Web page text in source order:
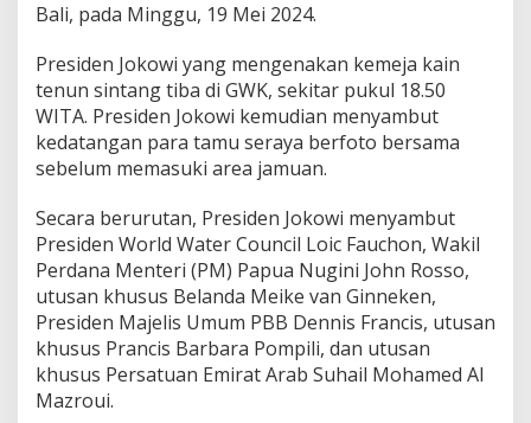
Bali, pada Minggu, 19 Mei 2024.
Presiden Jokowi yang mengenakan kemeja kain
tenun sintang tiba di GWK, sekitar pukul 18.50
WITA. Presiden Jokowi kemudian menyambut
kedatangan para tamu seraya berfoto bersama
sebelum memasuki area jamuan.
Secara berurutan, Presiden Jokowi menyambut
Presiden World Water Council Loic Fauchon, Wakil
Perdana Menteri (PM) Papua Nugini John Rosso,
utusan khusus Belanda Meike van Ginneken,
Presiden Majelis Umum PBB Dennis Francis, utusan
khusus Prancis Barbara Pompili, dan utusan
khusus Persatuan Emirat Arab Suhail Mohamed Al
Mazroui.